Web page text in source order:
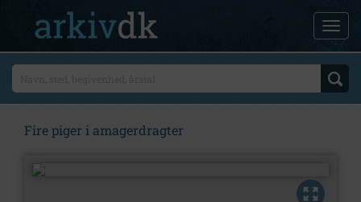
Fire piger i amagerdragter